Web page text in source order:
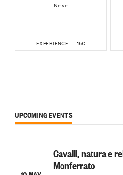
— Neive —
EXPERIENCE — 15€
UPCOMING EVENTS
Cavalli, natura e
Monferrato